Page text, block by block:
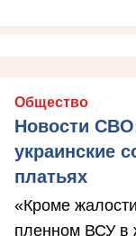
Общество
Новости
украинские
платьях
«Кроме
пленном ВСУ в